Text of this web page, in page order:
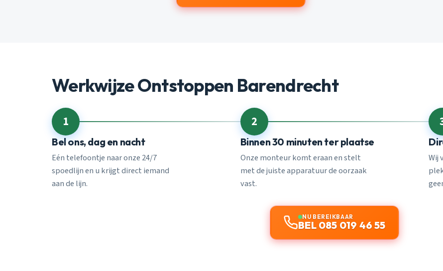
Werkwijze Ontstoppen Barendrecht
1
Bel ons, dag en nacht
Eén telefoontje naar onze 24/7
spoedlijn en u krijgt direct iemand
aan de lijn.
2
Binnen 30 minuten ter plaatse
Onze monteur komt eraan en stelt
met de juiste apparatuur de oorzaak
vast.
Wij
NU BEREIKBAAR
BEL 085 019 46 55